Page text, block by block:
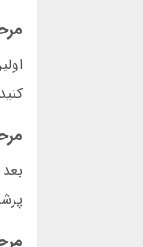
کنید. در